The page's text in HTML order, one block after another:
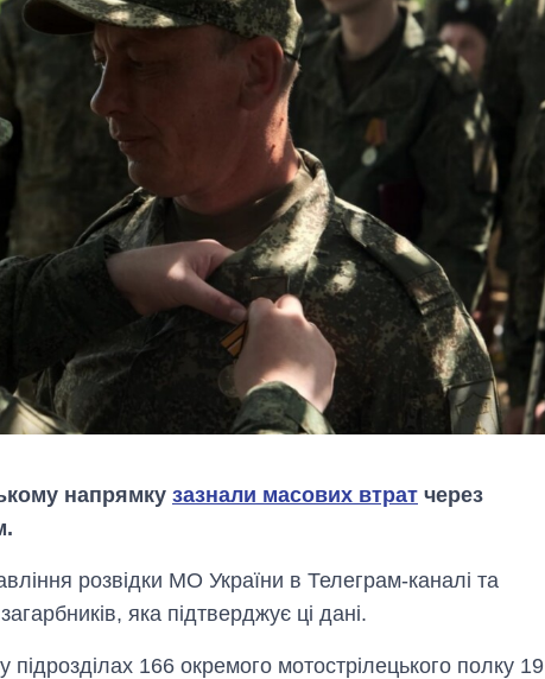
напрямку зазнали масових втрат через
розвідки МО України в Телеграм-каналі та
яка підтверджує ці дані.
166 окремого мотострілецького полку 19